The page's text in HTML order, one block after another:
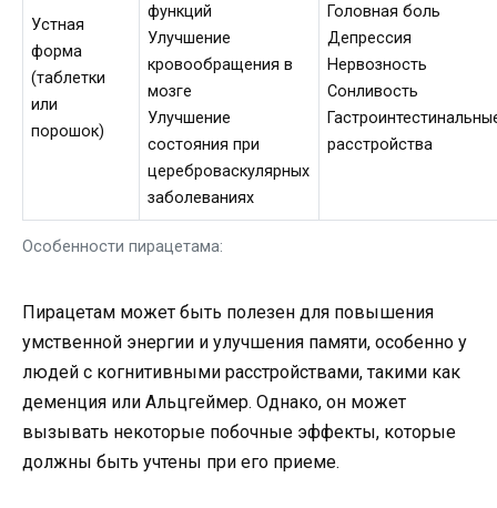
Особенности пирацетама:
Устная
форма
(таблетки
или
порошок)
функций
Улучшение
кровообращения в
мозге
Улучшение
состояния при
цереброваскулярных
заболеваниях
Головная боль
Депрессия
Нервозность
Сонливость
расстройства
Пирацетам может быть полезен для повышения
умственной энергии и улучшения памяти, особенно у
людей с когнитивными расстройствами, такими как
деменция или Альцгеймер. Однако, он может
вызывать некоторые побочные эффекты, которые
должны быть учтены при его приеме.